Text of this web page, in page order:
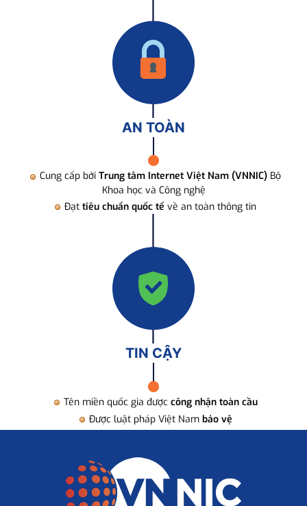
AN TOÀN
Cung cấp bởi Trung tâm Internet Việt Nam (VNNIC) Bộ
Khoa học và Công nghệ
Đạt tiêu chuẩn quốc tế về an toàn thông tin
TIN CẬY
Tên miền quốc gia được công nhận toàn cầu
Được luật pháp Việt Nam bảo vệ